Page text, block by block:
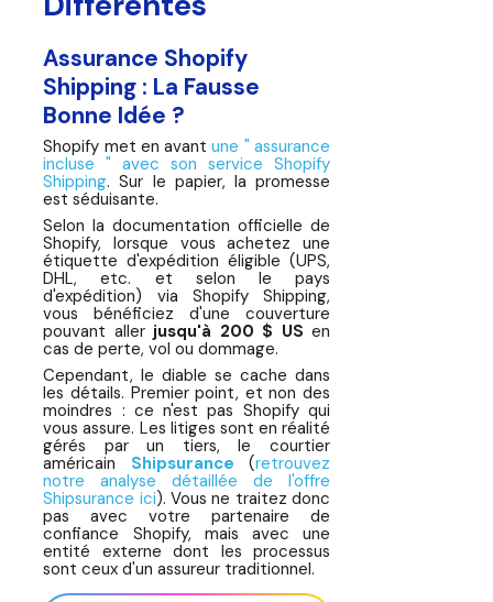
Assurance Shopify
Shipping : La Fausse
Bonne Idée ?
Shopify met en avantune " assurance
incluse " avec son service Shopify
Shipping. Sur le papier, la promesse
est séduisante.
Selon la documentation officielle de
Shopify, lorsque vous achetez une
étiquette d'expédition éligible (UPS,
DHL, etc. et selon le pays
d'expédition) via Shopify Shipping,
vous bénéficiez d'une couverture
pouvant aller jusqu'à 200 $ US en
cas de perte, vol ou dommage.
Cependant, le diable se cache dans
les détails. Premier point, et non des
moindres : ce n'est pas Shopify qui
vous assure. Les litiges sont en réalité
gérés par un tiers, le courtier
américain Shipsurance (retrouvez
notre analyse détaillée de l'offre
Shipsurance ici). Vous ne traitez donc
pas avec votre partenaire de
confiance Shopify, mais avec une
entité externe dont les processus
sont ceux d'un assureur traditionnel.